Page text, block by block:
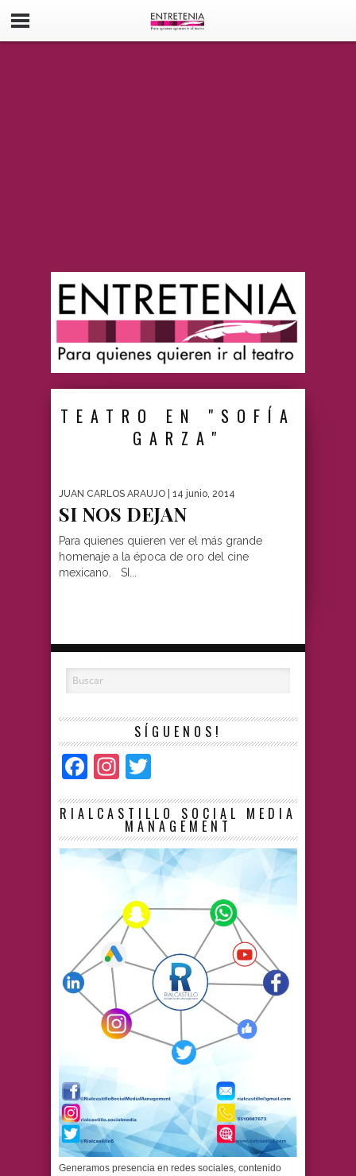
TEATRO EN "SOFÍA
GARZA"
JUAN CARLOS ARAUJO | 14 junio, 2014
SI NOS DEJAN
Para quienes quieren ver el más grande
homenaje a la época de oro del cine
mexicano. SI...
SÍGUENOS!
Facebook
Instagram
RIALCASTILLO SOCIAL MEDIA
MANAGEMENT
Generamos presencia en redes sociales, contenido